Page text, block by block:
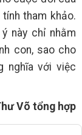
tham khảo.
này chỉ nhằm
con, sao cho
nghĩa với việc
Võ tổng hợp